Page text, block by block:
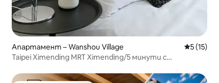
Апартамент – Wanshou Village Средна
5 (15)
Taipei Ximending MRT Ximending/5 минути с
Асансьор/Самостоятелно настаняване за 1-4 души